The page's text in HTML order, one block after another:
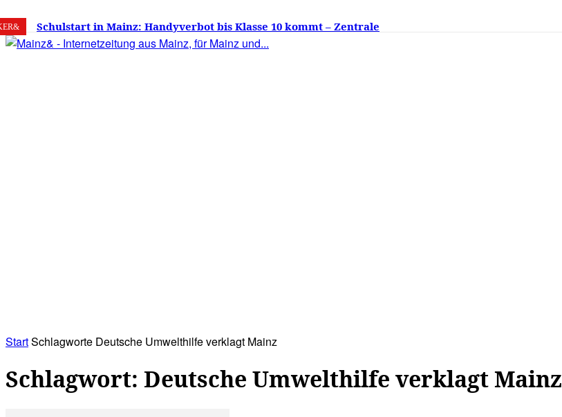
7. August 2026 22.6 Mainz
Schulstart in Mainz: Handyverbot bis Klasse 10 kommt – Zentrale
Versprechen wie Lehrmittelfreiheit und Schuleingangsklassen fehlen
StartSchlagworte Deutsche Umwelthilfe verklagt Mainz
Schlagwort: Deutsche Umwelthilfe verklagt Mainz